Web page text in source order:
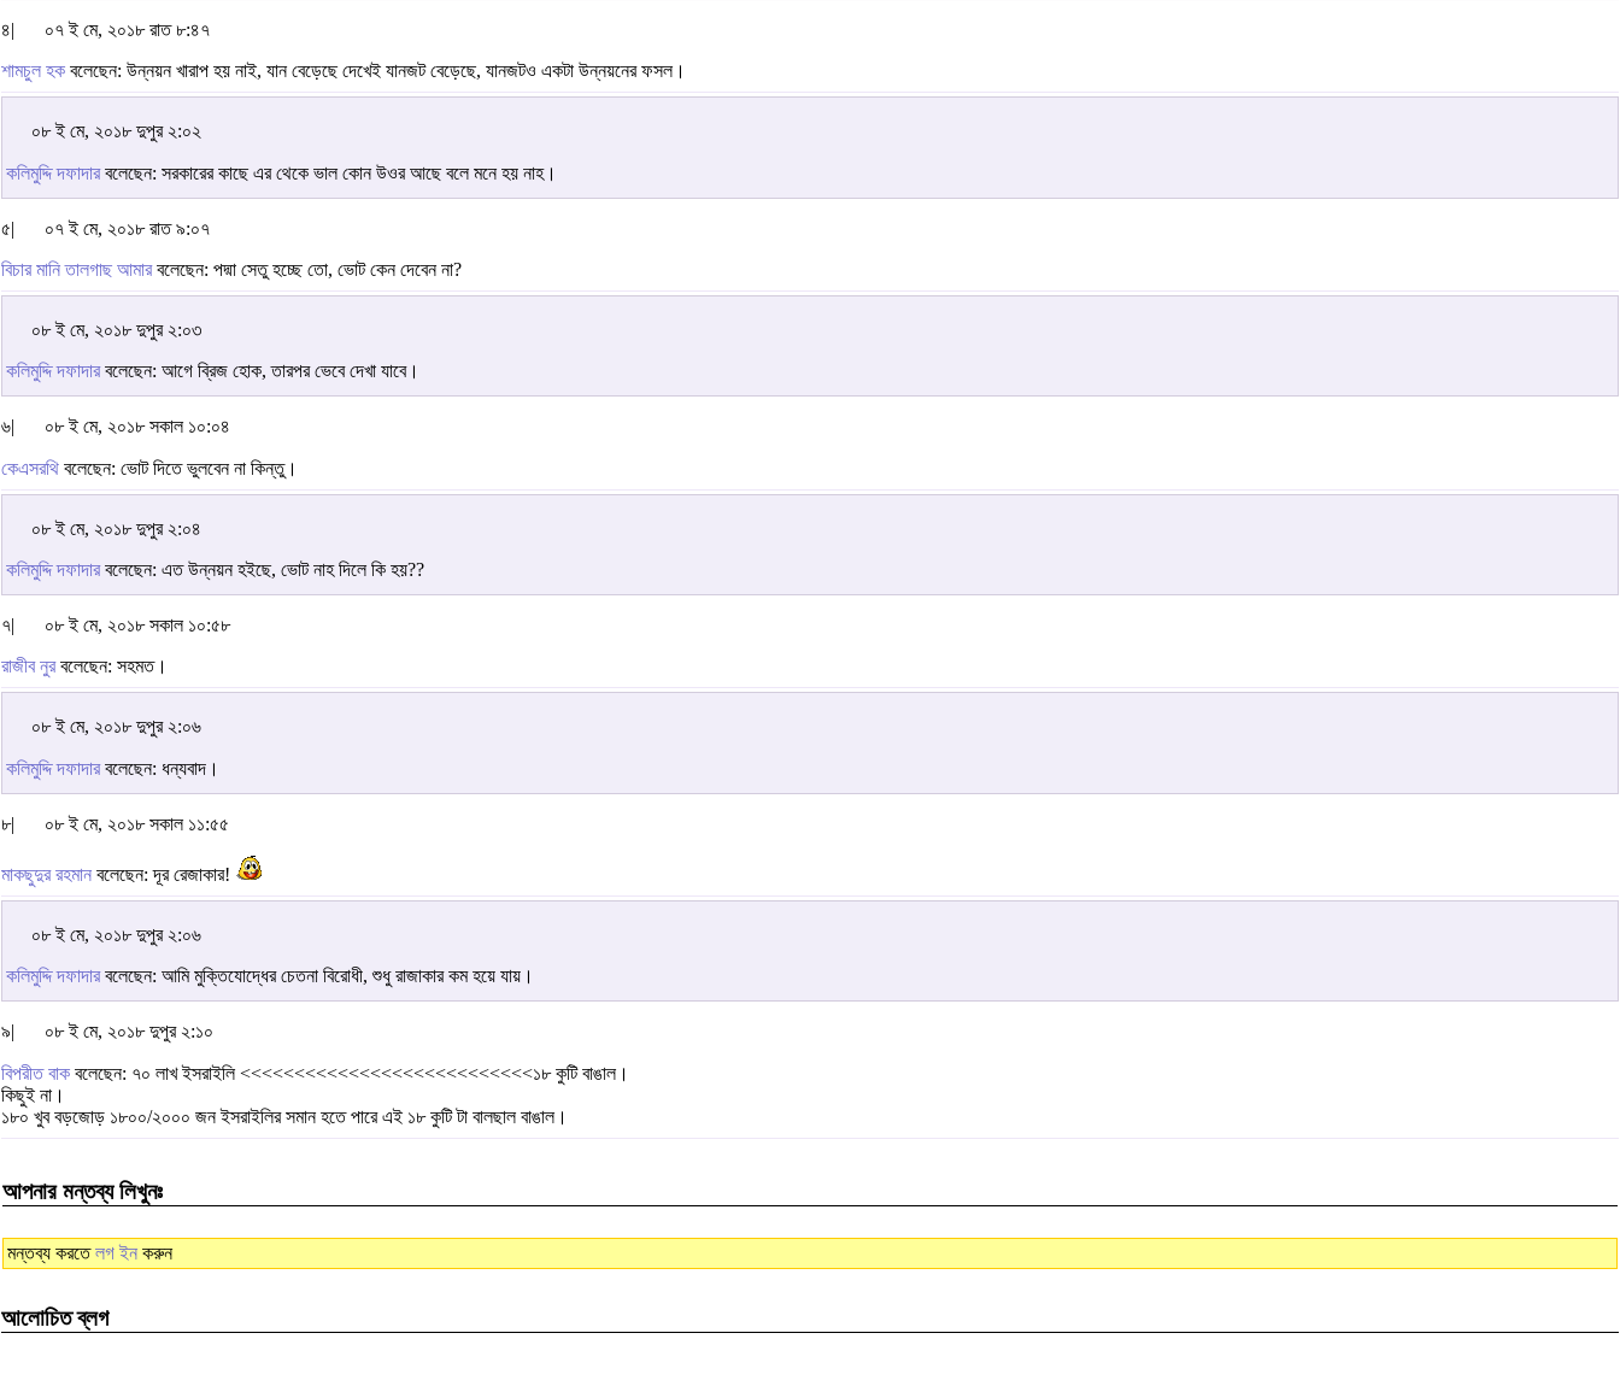
৪| ০৭ ই মে, ২০১৮ রাত ৮:৪৭
শামচুল হক বলেছেন: উন্নয়ন খারাপ হয় নাই, যান বেড়েছে দেখেই যানজট বেড়েছে, যানজটও একটা উন্নয়নের ফসল।
০৮ ই মে, ২০১৮ দুপুর ২:০২
কলিমুদ্দি দফাদারবলেছেন: সরকারের কাছে এর থেকে ভাল কোন উওর আছে বলে মনে হয় নাহ।
৫| ০৭ ই মে, ২০১৮ রাত ৯:০৭
বিচার মানি তালগাছ আমারবলেছেন: পদ্মা সেতু হচ্ছে তো, ভোট কেন দেবেন না?
০৮ ই মে, ২০১৮ দুপুর ২:০৩
কলিমুদ্দি দফাদারবলেছেন: আগে ব্রিজ হোক, তারপর ভেবে দেখা যাবে।
৬| ০৮ ই মে, ২০১৮ সকাল ১০:০৪
কেএসরথি বলেছেন: ভোট দিতে ভুলবেন না কিন্তু।
০৮ ই মে, ২০১৮ দুপুর ২:০৪
কলিমুদ্দি দফাদারবলেছেন: এত উন্নয়ন হইছে, ভোট নাহ দিলে কি হয়??
৭| ০৮ ই মে, ২০১৮ সকাল ১০:৫৮
রাজীব নুরবলেছেন: সহমত।
০৮ ই মে, ২০১৮ দুপুর ২:০৬
কলিমুদ্দি দফাদারবলেছেন: ধন্যবাদ।
৮| ০৮ ই মে, ২০১৮ সকাল ১১:৫৫
মাকছুদুর রহমান বলেছেন: দূর রেজাকার!
০৮ ই মে, ২০১৮ দুপুর ২:০৬
কলিমুদ্দি দফাদারবলেছেন: আমি মুক্তিযোদ্ধের চেতনা বিরোধী, শুধু রাজাকার কম হয়ে যায়।
৯| ০৮ ই মে, ২০১৮ দুপুর ২:১০
বিপরীত বাক বলেছেন: ৭০ লাখ ইসরাইলি <<<<<<<<<<<<<<<<<<<<<<<<<<<১৮ কুটি বাঙাল।
কিছুই না।
১৮০ খুব বড়জোড় ১৮০০/২০০০ জন ইসরাইলির সমান হতে পারে এই ১৮ কুটি টা বালছাল বাঙাল।
আপনার মন্তব্য লিখুনঃ
মন্তব্য করতেলগ ইন করুন
আলোচিত ব্লগ